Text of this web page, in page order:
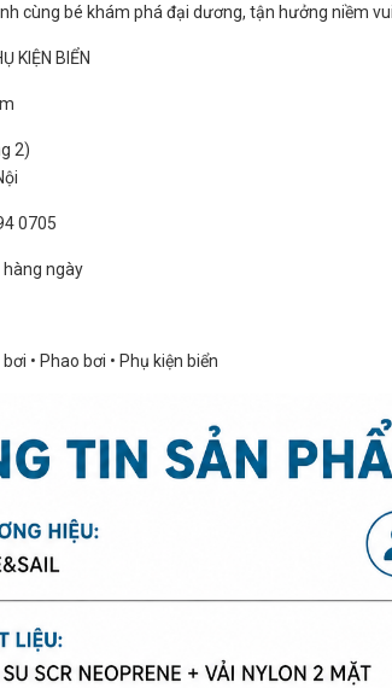
cùng bé khám phá đại dương, tận hưởng niềm
KIỆN BIỂN
2)
0705
hàng ngày
• Phao bơi • Phụ kiện biển